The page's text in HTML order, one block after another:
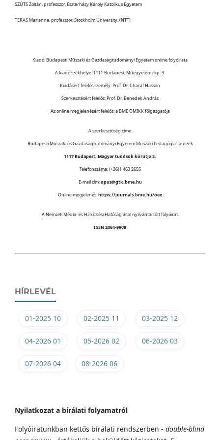
SZŰTS Zoltán, professzor, Eszterházy Károly Katolikus Egyetem
TERAS Marianne, professzor, Stockholm University, (NTT)
Kiadó: Budapesti Műszaki és Gazdaságtudományi Egyetem online folyóirata
A kiadó székhelye: 1111 Budapest, Műegyetem rkp. 3.
Kiadásért felelős személy: Prof. Dr. Charaf Hassan
Szerkesztésért felelős: Prof. Dr. Benedek András
Az online megjelenésért felelős: a BME OMIKK főigazgatója
A szerkesztőség címe:
Budapesti Műszaki és Gazdaságtudományi Egyetem Műszaki Pedagógia Tanszék
1117 Budapest, Magyar tudósok körútja 2.
Telefonszáma: (+36)1 463 2655
E-mail cím:opus@gtk.bme.hu
Online megjelenés:https://journals.bme.hu/oee
A Nemzeti Média- és Hírközlési Hatóság által nyilvántartott folyóirat.
ISSN 2064-9908
HÍRLEVÉL
01-2025 10 02-2025 11 03-2025 12
04-2026 01 05-2026 02 06-2026 03
07-2026 04 08-2026 06
Nyilatkozat a bírálati folyamatról
Folyóiratunkban kettős bírálati rendszerben - double-blind